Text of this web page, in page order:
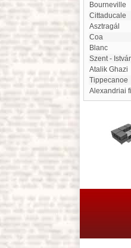
Bourneville
Cittaducale
Asztragál
Coa
Blanc
Szent -
Atalik Ghazi
Tippecanoe
Alexandriai